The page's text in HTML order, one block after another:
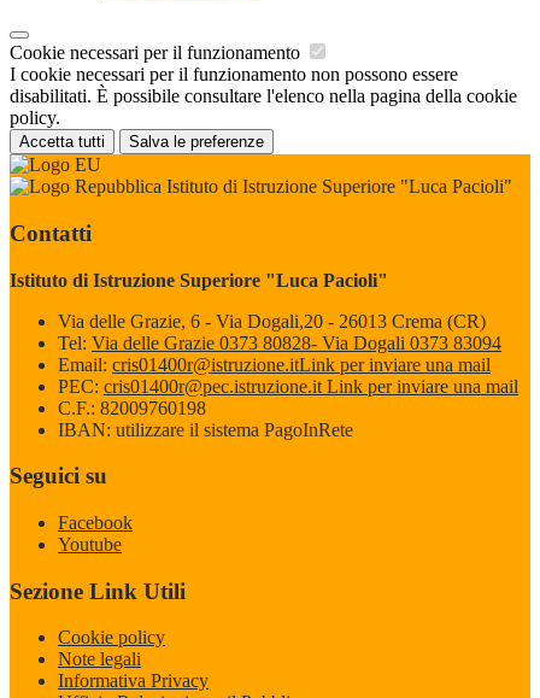
Cookie necessari per il funzionamento
I cookie necessari per il funzionamento non possono essere
disabilitati. È possibile consultare l'elenco nella pagina della cookie
policy.
Accetta tutti Salva le preferenze
Istituto di Istruzione Superiore "Luca Pacioli"
Contatti
Istituto di Istruzione Superiore "Luca Pacioli"
Via delle Grazie, 6 - Via Dogali,20 - 26013 Crema (CR)
Tel: Via delle Grazie 0373 80828- Via Dogali 0373 83094
Email: cris01400r@istruzione.itLink per inviare una mail
PEC: cris01400r@pec.istruzione.it Link per inviare una mail
C.F.: 82009760198
IBAN: utilizzare il sistema PagoInRete
Seguici su
Facebook
Youtube
Sezione Link Utili
Cookie policy
Note legali
Informativa Privacy